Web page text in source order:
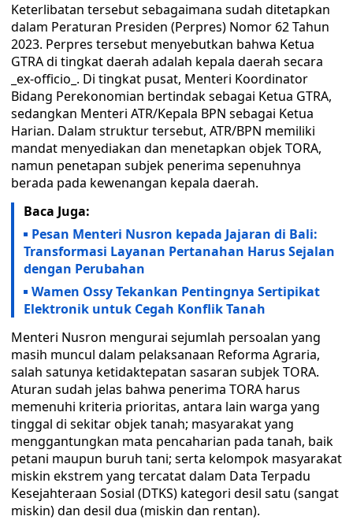
Keterlibatan tersebut sebagaimana sudah ditetapkan
dalam Peraturan Presiden (Perpres) Nomor 62 Tahun
2023. Perpres tersebut menyebutkan bahwa Ketua
GTRA di tingkat daerah adalah kepala daerah secara
_ex-officio_. Di tingkat pusat, Menteri Koordinator
Bidang Perekonomian bertindak sebagai Ketua GTRA,
sedangkan Menteri ATR/Kepala BPN sebagai Ketua
Harian. Dalam struktur tersebut, ATR/BPN memiliki
mandat menyediakan dan menetapkan objek TORA,
namun penetapan subjek penerima sepenuhnya
berada pada kewenangan kepala daerah.
Baca Juga:
Pesan Menteri Nusron kepada Jajaran di Bali:
Transformasi Layanan Pertanahan Harus Sejalan
dengan Perubahan
Wamen Ossy Tekankan Pentingnya Sertipikat
Elektronik untuk Cegah Konflik Tanah
Menteri Nusron mengurai sejumlah persoalan yang
masih muncul dalam pelaksanaan Reforma Agraria,
salah satunya ketidaktepatan sasaran subjek TORA.
Aturan sudah jelas bahwa penerima TORA harus
memenuhi kriteria prioritas, antara lain warga yang
tinggal di sekitar objek tanah; masyarakat yang
menggantungkan mata pencaharian pada tanah, baik
petani maupun buruh tani; serta kelompok masyarakat
miskin ekstrem yang tercatat dalam Data Terpadu
Kesejahteraan Sosial (DTKS) kategori desil satu (sangat
miskin) dan desil dua (miskin dan rentan).